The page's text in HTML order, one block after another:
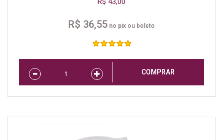
R$ 36,55 no pix ou boleto
COMPRAR